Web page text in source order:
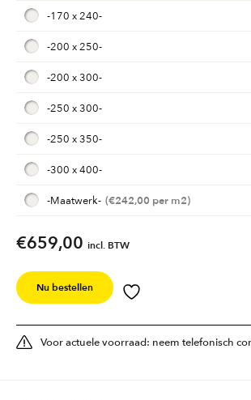
-170 x 240-
-200 x 250-
-200 x 300-
-250 x 300-
-250 x 350-
-300 x 400-
-Maatwerk- €242,00
€659,00 incl. BTW
Nu bestellen
Voor actuele voorraad: neem telefonisch